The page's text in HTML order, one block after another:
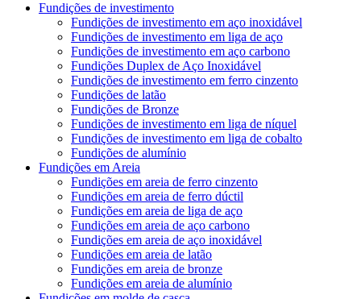
Fundições de investimento
Fundições de investimento em aço inoxidável
Fundições de investimento em liga de aço
Fundições de investimento em aço carbono
Fundições Duplex de Aço Inoxidável
Fundições de investimento em ferro cinzento
Fundições de latão
Fundições de Bronze
Fundições de investimento em liga de níquel
Fundições de investimento em liga de cobalto
Fundições de alumínio
Fundições em Areia
Fundições em areia de ferro cinzento
Fundições em areia de ferro dúctil
Fundições em areia de liga de aço
Fundições em areia de aço carbono
Fundições em areia de aço inoxidável
Fundições em areia de latão
Fundições em areia de bronze
Fundições em areia de alumínio